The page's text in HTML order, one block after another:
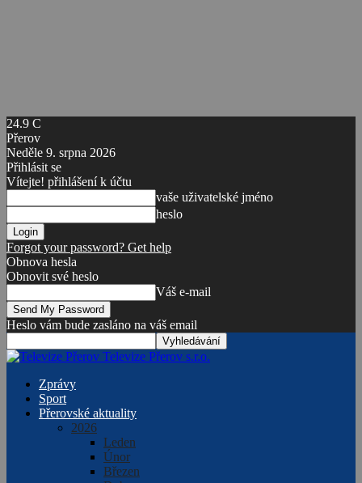
24.9 C
Přerov
Neděle 9. srpna 2026
Přihlásit se
Vítejte! přihlášení k účtu
vaše uživatelské jméno
heslo
Forgot your password? Get help
Obnova hesla
Obnovit své heslo
Váš e-mail
Heslo vám bude zasláno na váš email
Televize Přerov s.r.o.
Zprávy
Sport
Přerovské aktuality
2026
Leden
Únor
Březen